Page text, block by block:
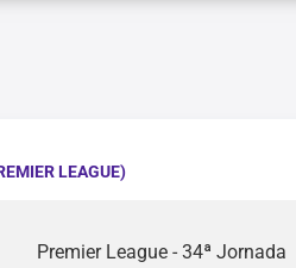
LEAGUE)
Premier League - 34ª Jornada